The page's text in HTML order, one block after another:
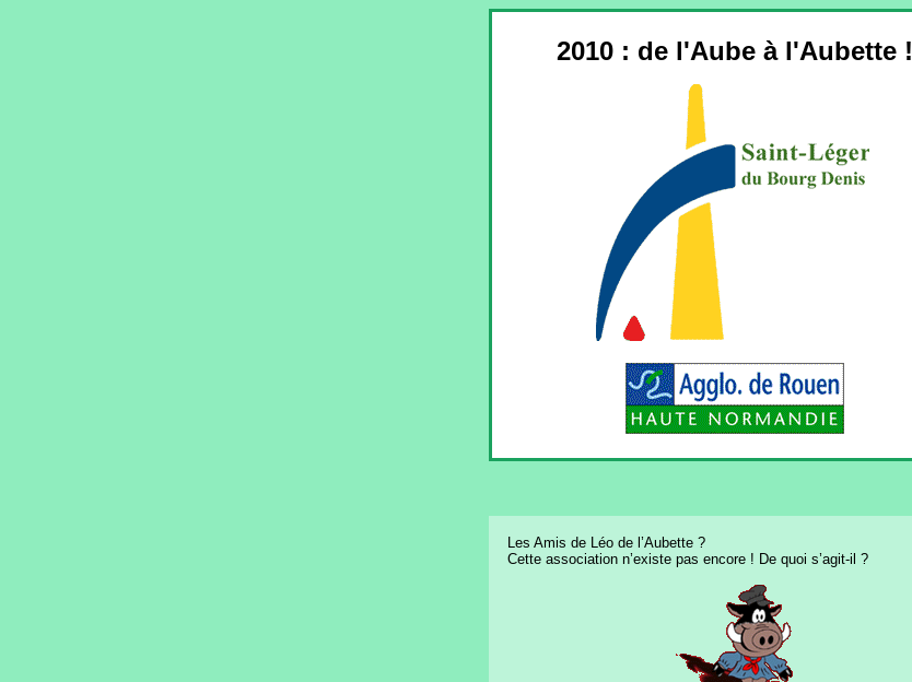
2010 : de l'Aube à l'Aubette !
Les Amis de Léo de l’Aubette ?
Cette association n’existe pas encore ! De quoi s’agit-il ?